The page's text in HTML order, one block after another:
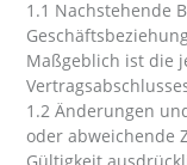
1.1 Nachstehende
Maßgeblich ist die
1.2 Änderungen
oder abweichende